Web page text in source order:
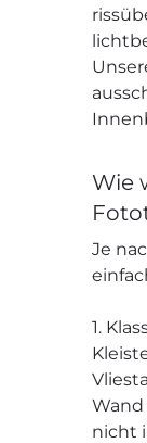
Wie
Je
1.
Wand
nicht